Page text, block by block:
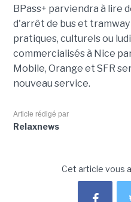
BPass+ parviendra à lire
d'arrêt de bus et
pratiques, culturels ou
commercialisés à Nice
Mobile, Orange et SFR
nouveau service.
Article rédigé par
Relaxnews
Cet article vous